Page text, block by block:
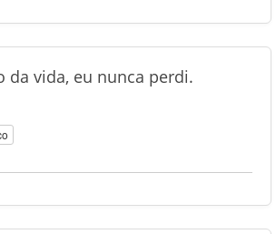
da vida, eu nunca perdi.